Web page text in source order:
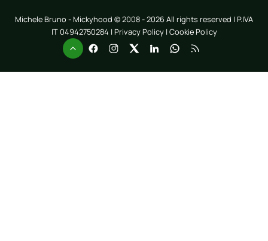
Michele Bruno - Mickyhood © 2008 - 2026 All rights reserved | P.IVA
IT 04942750284 | Privacy Policy| Cookie Policy